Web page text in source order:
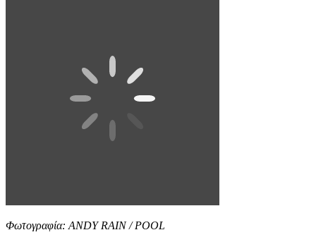
Φωτογραφία: ANDY RAIN / POOL